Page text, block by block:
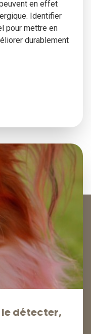
en effet
Identifier
pour mettre en
durablement
le détecter,